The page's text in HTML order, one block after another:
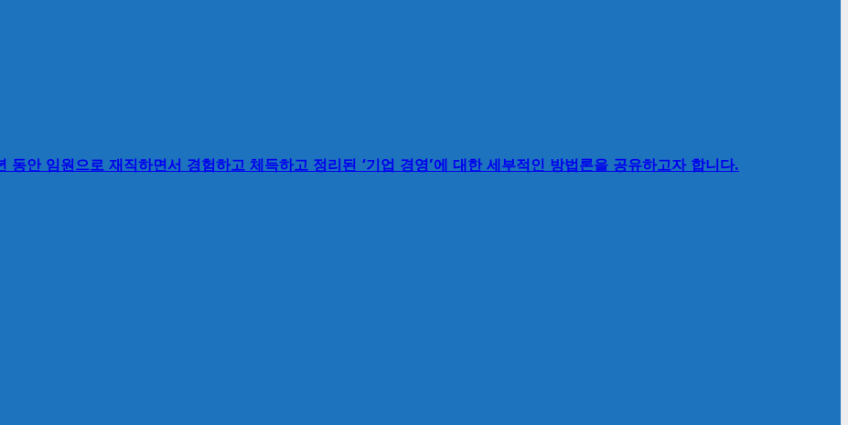
안 임원으로 재직하면서 경험하고 체득하고 정리된 ‘기업 경영’에 대한 세부적인 방법론을 공유하고자 합니다.